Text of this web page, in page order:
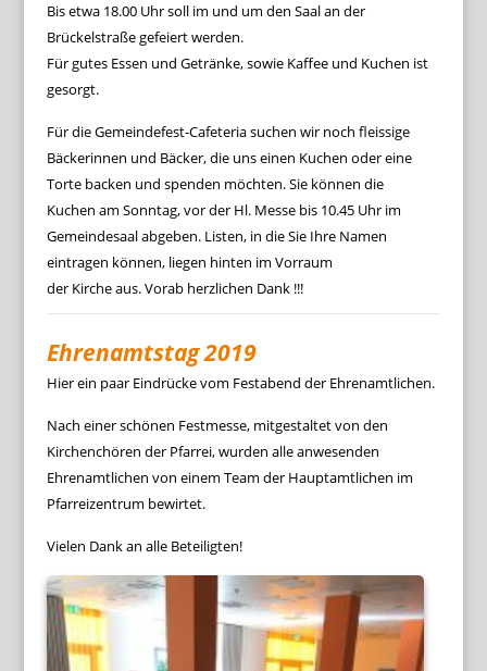
Bis etwa 18.00 Uhr soll im und um den Saal an der
Brückelstraße gefeiert werden.
Für gutes Essen und Getränke, sowie Kaffee und Kuchen ist
gesorgt.
Für die Gemeindefest-Cafeteria suchen wir noch fleissige
Bäckerinnen und Bäcker, die uns einen Kuchen oder eine
Torte backen und spenden möchten. Sie können die
Kuchen am Sonntag, vor der Hl. Messe bis 10.45 Uhr im
Gemeindesaal abgeben. Listen, in die Sie Ihre Namen
eintragen können, liegen hinten im Vorraum
der Kirche aus. Vorab herzlichen Dank !!!
Ehrenamtstag 2019
Hier ein paar Eindrücke vom Festabend der Ehrenamtlichen.
Nach einer schönen Festmesse, mitgestaltet von den
Kirchenchören der Pfarrei, wurden alle anwesenden
Ehrenamtlichen von einem Team der Hauptamtlichen im
Pfarreizentrum bewirtet.
Vielen Dank an alle Beteiligten!